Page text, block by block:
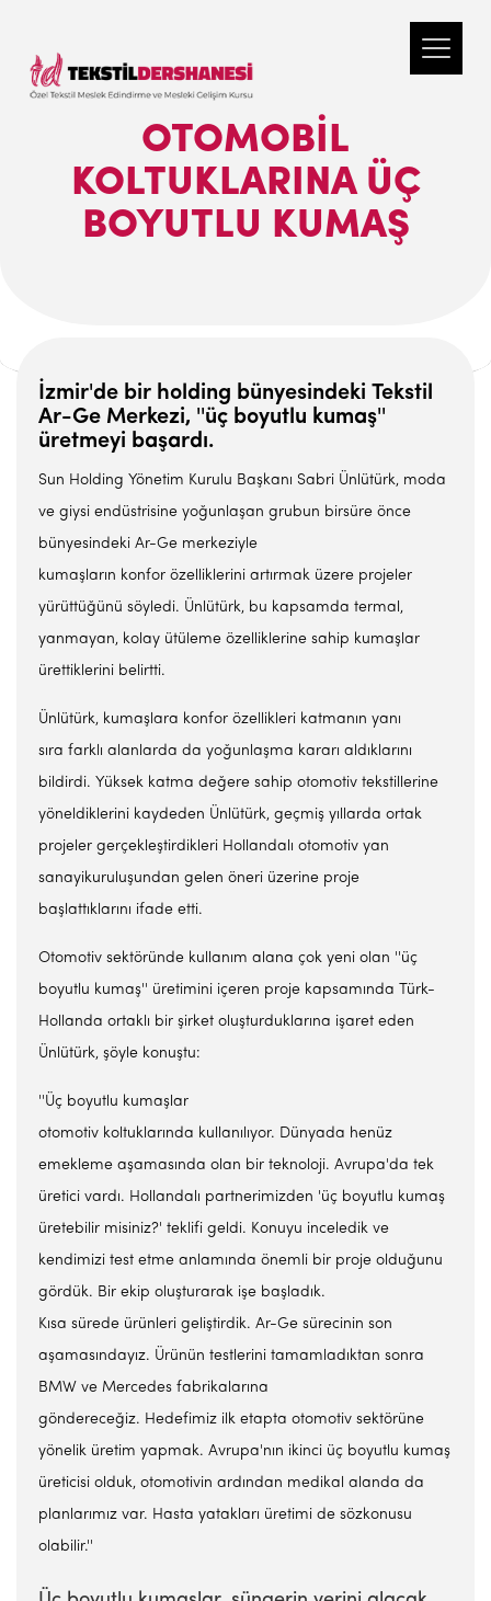
OTOMOBIL
KOLTUKLARINA ÜÇ
BOYUTLU KUMAŞ
İzmir'de bir holding bünyesindeki Tekstil
Ar-Ge Merkezi, ''üç boyutlu kumaş''
üretmeyi başardı.
Sun Holding Yönetim Kurulu Başkanı Sabri Ünlütürk, moda
ve giysi endüstrisine yoğunlaşan grubun birsüre önce
bünyesindeki Ar-Ge merkeziyle
kumaşların konfor özelliklerini artırmak üzere projeler
yürüttüğünü söyledi. Ünlütürk, bu kapsamda termal,
yanmayan, kolay ütüleme özelliklerine sahip kumaşlar
ürettiklerini belirtti.
Ünlütürk, kumaşlara konfor özellikleri katmanın yanı
sıra farklı alanlarda da yoğunlaşma kararı aldıklarını
bildirdi. Yüksek katma değere sahip otomotiv tekstillerine
yöneldiklerini kaydeden Ünlütürk, geçmiş yıllarda ortak
projeler gerçekleştirdikleri Hollandalı otomotiv yan
sanayikuruluşundan gelen öneri üzerine proje
başlattıklarını ifade etti.
Otomotiv sektöründe kullanım alana çok yeni olan ''üç
boyutlu kumaş'' üretimini içeren proje kapsamında Türk-
Hollanda ortaklı bir şirket oluşturduklarına işaret eden
Ünlütürk, şöyle konuştu:
''Üç boyutlu kumaşlar
otomotiv koltuklarında kullanılıyor. Dünyada henüz
emekleme aşamasında olan bir teknoloji. Avrupa'da tek
üretici vardı. Hollandalı partnerimizden 'üç boyutlu kumaş
üretebilir misiniz?' teklifi geldi. Konuyu inceledik ve
kendimizi test etme anlamında önemli bir proje olduğunu
gördük. Bir ekip oluşturarak işe başladık.
Kısa sürede ürünleri geliştirdik. Ar-Ge sürecinin son
aşamasındayız. Ürünün testlerini tamamladıktan sonra
BMW ve Mercedes fabrikalarına
göndereceğiz. Hedefimiz ilk etapta otomotiv sektörüne
yönelik üretim yapmak. Avrupa'nın ikinci üç boyutlu kumaş
üreticisi olduk, otomotivin ardından medikal alanda da
planlarımız var. Hasta yatakları üretimi de sözkonusu
olabilir.''